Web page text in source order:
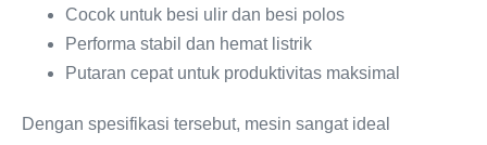
Cocok untuk besi ulir dan besi polos
Performa stabil dan hemat listrik
Putaran cepat untuk produktivitas maksimal
Dengan spesifikasi tersebut, mesin sangat ideal